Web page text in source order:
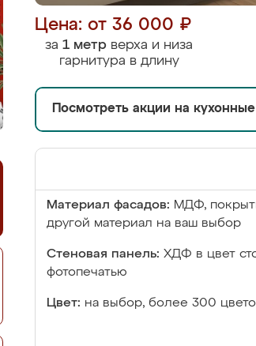
Цена: от 36 000 ₽
за 1 метр верха и низа
гарнитура в длину
Посмотреть акции на
Материал фасадов: МДФ,
другой материал на ваш выбор
Стеновая панель: ХДФ в цвет
фотопечатью
Цвет: на выбор, более 300